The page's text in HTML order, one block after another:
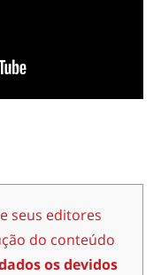
seus editores
do conteúdo
os devidos